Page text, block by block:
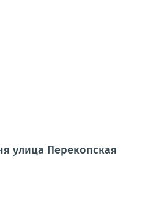
улица Перекопская